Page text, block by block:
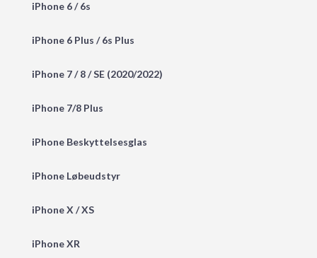
iPhone 6 / 6s
iPhone 6 Plus / 6s Plus
iPhone 7 / 8 / SE (2020/2022)
iPhone 7/8 Plus
iPhone Beskyttelsesglas
iPhone Løbeudstyr
iPhone X / XS
iPhone XR